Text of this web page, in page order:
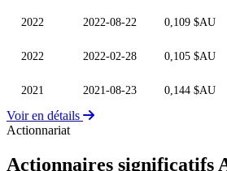
2022 2022-08-22 0,109 $AU
2022 2022-02-28 0,105 $AU
2021 2021-08-23 0,144 $AU
Voir en détails
Actionnariat
Actionnaires significatifs